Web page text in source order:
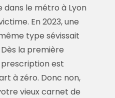
dans le métro à Lyon
En 2023, une
type sévissait
la première
prescription est
à zéro. Donc non,
vieux carnet de